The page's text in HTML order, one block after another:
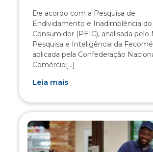
De acordo com a Pesquisa de
Endividamento e Inadimplência do
Consumidor (PEIC), analisada pelo
Pesquisa e Inteligência da
aplicada pela Confederação
Comércio[...]
Leia mais